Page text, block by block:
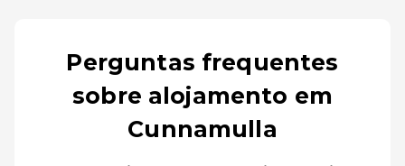
Perguntas frequentes
sobre alojamento em
Cunnamulla